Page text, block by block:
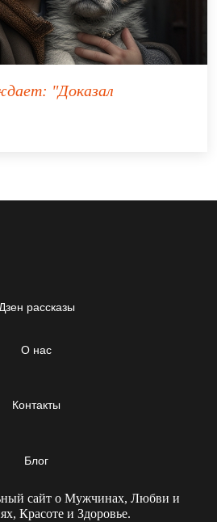
"Доказал
рассказы
О нас
Контакты
Блог
сайт о Мужчинах, Любви и
Красоте и Здоровье.